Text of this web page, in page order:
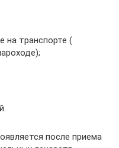
на транспорте (
после приема